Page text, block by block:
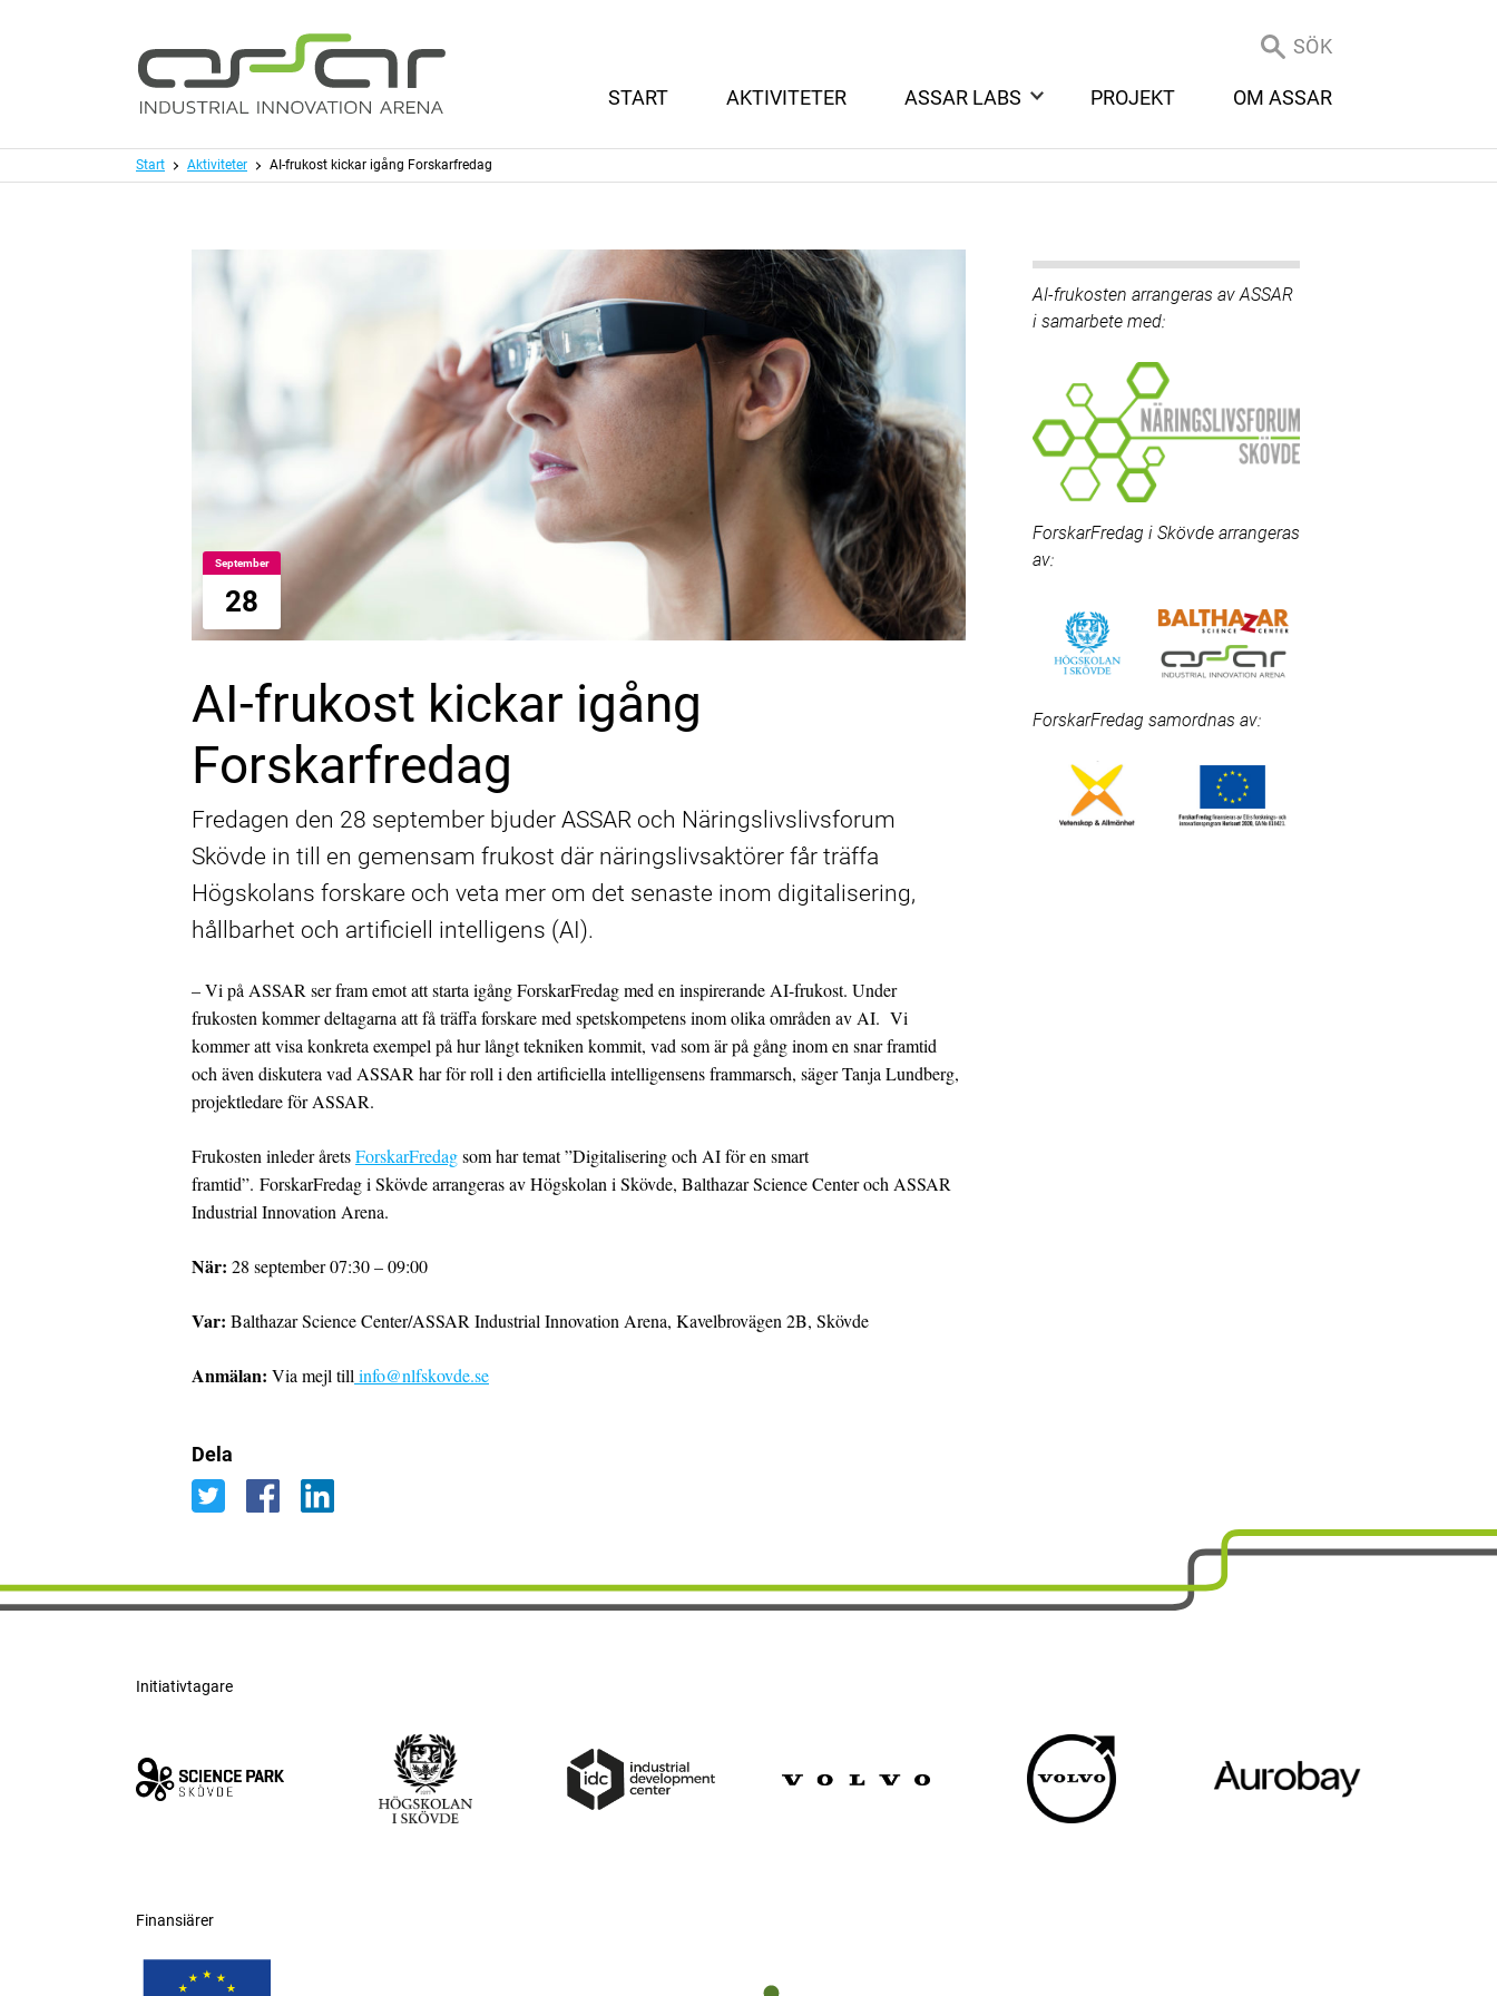
SÖK
START
AKTIVITETER ASSAR LABS PROJEKT OM ASSAR
Start Aktiviteter AI-frukost kickar igång Forskarfredag
September
28
AI-frukost kickar igång
Forskarfredag
Fredagen den 28 september bjuder ASSAR och Näringslivslivsforum
Skövde in till en gemensam frukost där näringslivsaktörer får träffa
Högskolans forskare och veta mer om det senaste inom digitalisering,
hållbarhet och artificiell intelligens (AI).
– Vi på ASSAR ser fram emot att starta igång ForskarFredag med en inspirerande AI-frukost. Under
frukosten kommer deltagarna att få träffa forskare med spetskompetens inom olika områden av AI. Vi
kommer att visa konkreta exempel på hur långt tekniken kommit, vad som är på gång inom en snar framtid
och även diskutera vad ASSAR har för roll i den artificiella intelligensens frammarsch, säger Tanja Lundberg,
projektledare för ASSAR.
Frukosten inleder åretsForskarFredagsom har temat ”Digitalisering och AI för en smart
framtid”. ForskarFredag i Skövde arrangeras av Högskolan i Skövde, Balthazar Science Center och ASSAR
Industrial Innovation Arena.
När: 28 september 07:30 – 09:00
Var: Balthazar Science Center/ASSAR Industrial Innovation Arena, Kavelbrovägen 2B, Skövde
Anmälan: Via mejl till info@nlfskovde.se
Dela
AI-frukosten arrangeras av ASSAR
i samarbete med:
ForskarFredag i Skövde arrangeras
av:
ForskarFredag samordnas av:
Initiativtagare
Finansiärer